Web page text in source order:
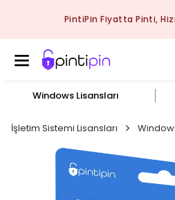
PintiPin Fiyatta Pinti,
Windows Lisansları
İşletim Sistemi Lisansları